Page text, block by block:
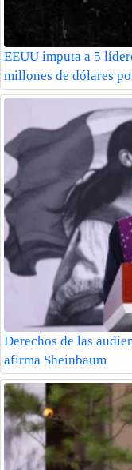
EEUU imputa a 5
millones de dólares
Derechos de las
afirma Sheinbaum